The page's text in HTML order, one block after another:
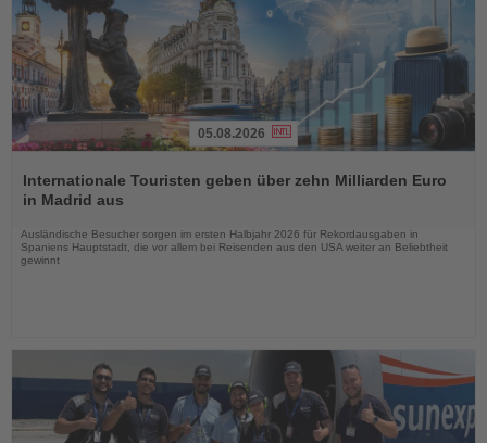
Sie
die
05.08.2026
Internationale Touristen geben über zehn Milliarden Euro
in Madrid aus
Ausländische Besucher sorgen im ersten Halbjahr 2026 für Rekordausgaben in
Spaniens Hauptstadt, die vor allem bei Reisenden aus den USA weiter an Beliebtheit
gewinnt